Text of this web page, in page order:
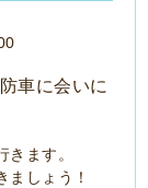
車に会いに
ます。
しょう！